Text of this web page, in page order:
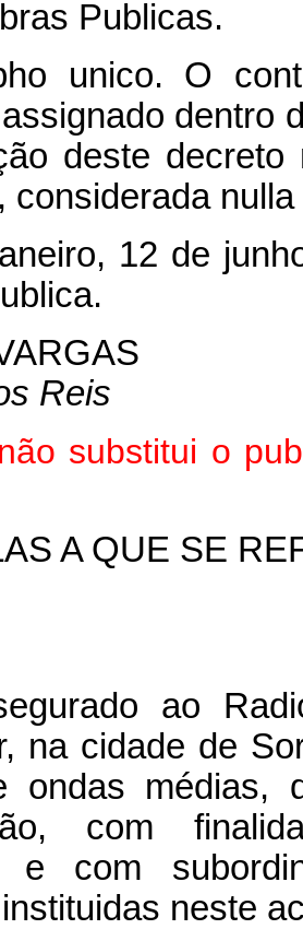
Publicas.
unico. O
dentro
deste
considerada
12 de
Reis
substitui o
A QUE SE
ao
na cidade de
ondas médias,
com
e com
neste